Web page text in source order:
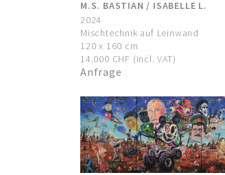
M.S. BASTIAN / ISABELLE L.
2024
Mischtechnik auf Leinwand
120 x 160 cm
14.000 CHF (incl. VAT)
Anfrage